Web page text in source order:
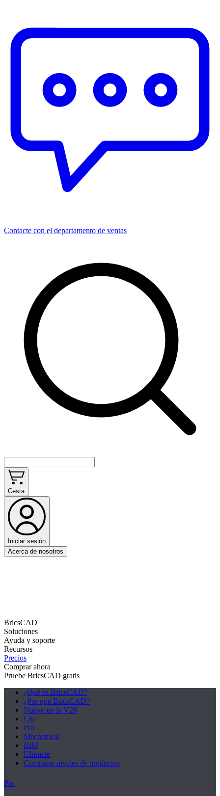
Contacte con el departamento de ventas
Cesta
Iniciar sesión
Acerca de nosotros
BricsCAD
Soluciones
Ayuda y soporte
Recursos
Precios
Comprar ahora
Pruebe BricsCAD gratis
¿Qué es BricsCAD?
¿Por qué BricsCAD?
Nuevo en la V26
Lite
Pro
Mechanical
BIM
Ultimate
Comparar niveles de productos
Pro